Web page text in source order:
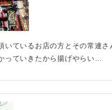
いているお店の方とその常連
っていきたから揚げやらい…